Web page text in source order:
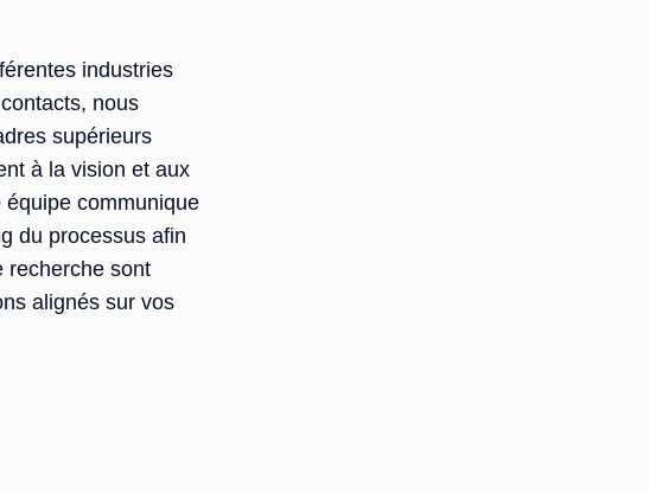
industries
nous
supérieurs
à la vision et aux
communique
du processus afin
recherche sont
alignés sur vos